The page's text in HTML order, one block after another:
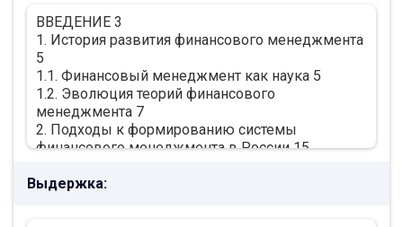
ВВЕДЕНИЕ 3
1. История развития финансового менеджмента
5
1.1. Финансовый менеджмент как наука 5
1.2. Эволюция теорий финансового
менеджмента 7
2. Подходы к формированию системы
финансового менеджмента в России 15
в России 15
Выдержка: